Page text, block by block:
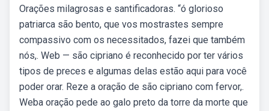
Orações milagrosas e santificadoras. “ó glorioso
patriarca são bento, que vos mostrastes sempre
compassivo com os necessitados, fazei que também
nós,. Web — são cipriano é reconhecido por ter vários
tipos de preces e algumas delas estão aqui para você
poder orar. Reze a oração de são cipriano com fervor,.
Weba oração pede ao galo preto da torre da morte que